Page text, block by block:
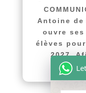
Antoine de
ouvre
élèves
2027.